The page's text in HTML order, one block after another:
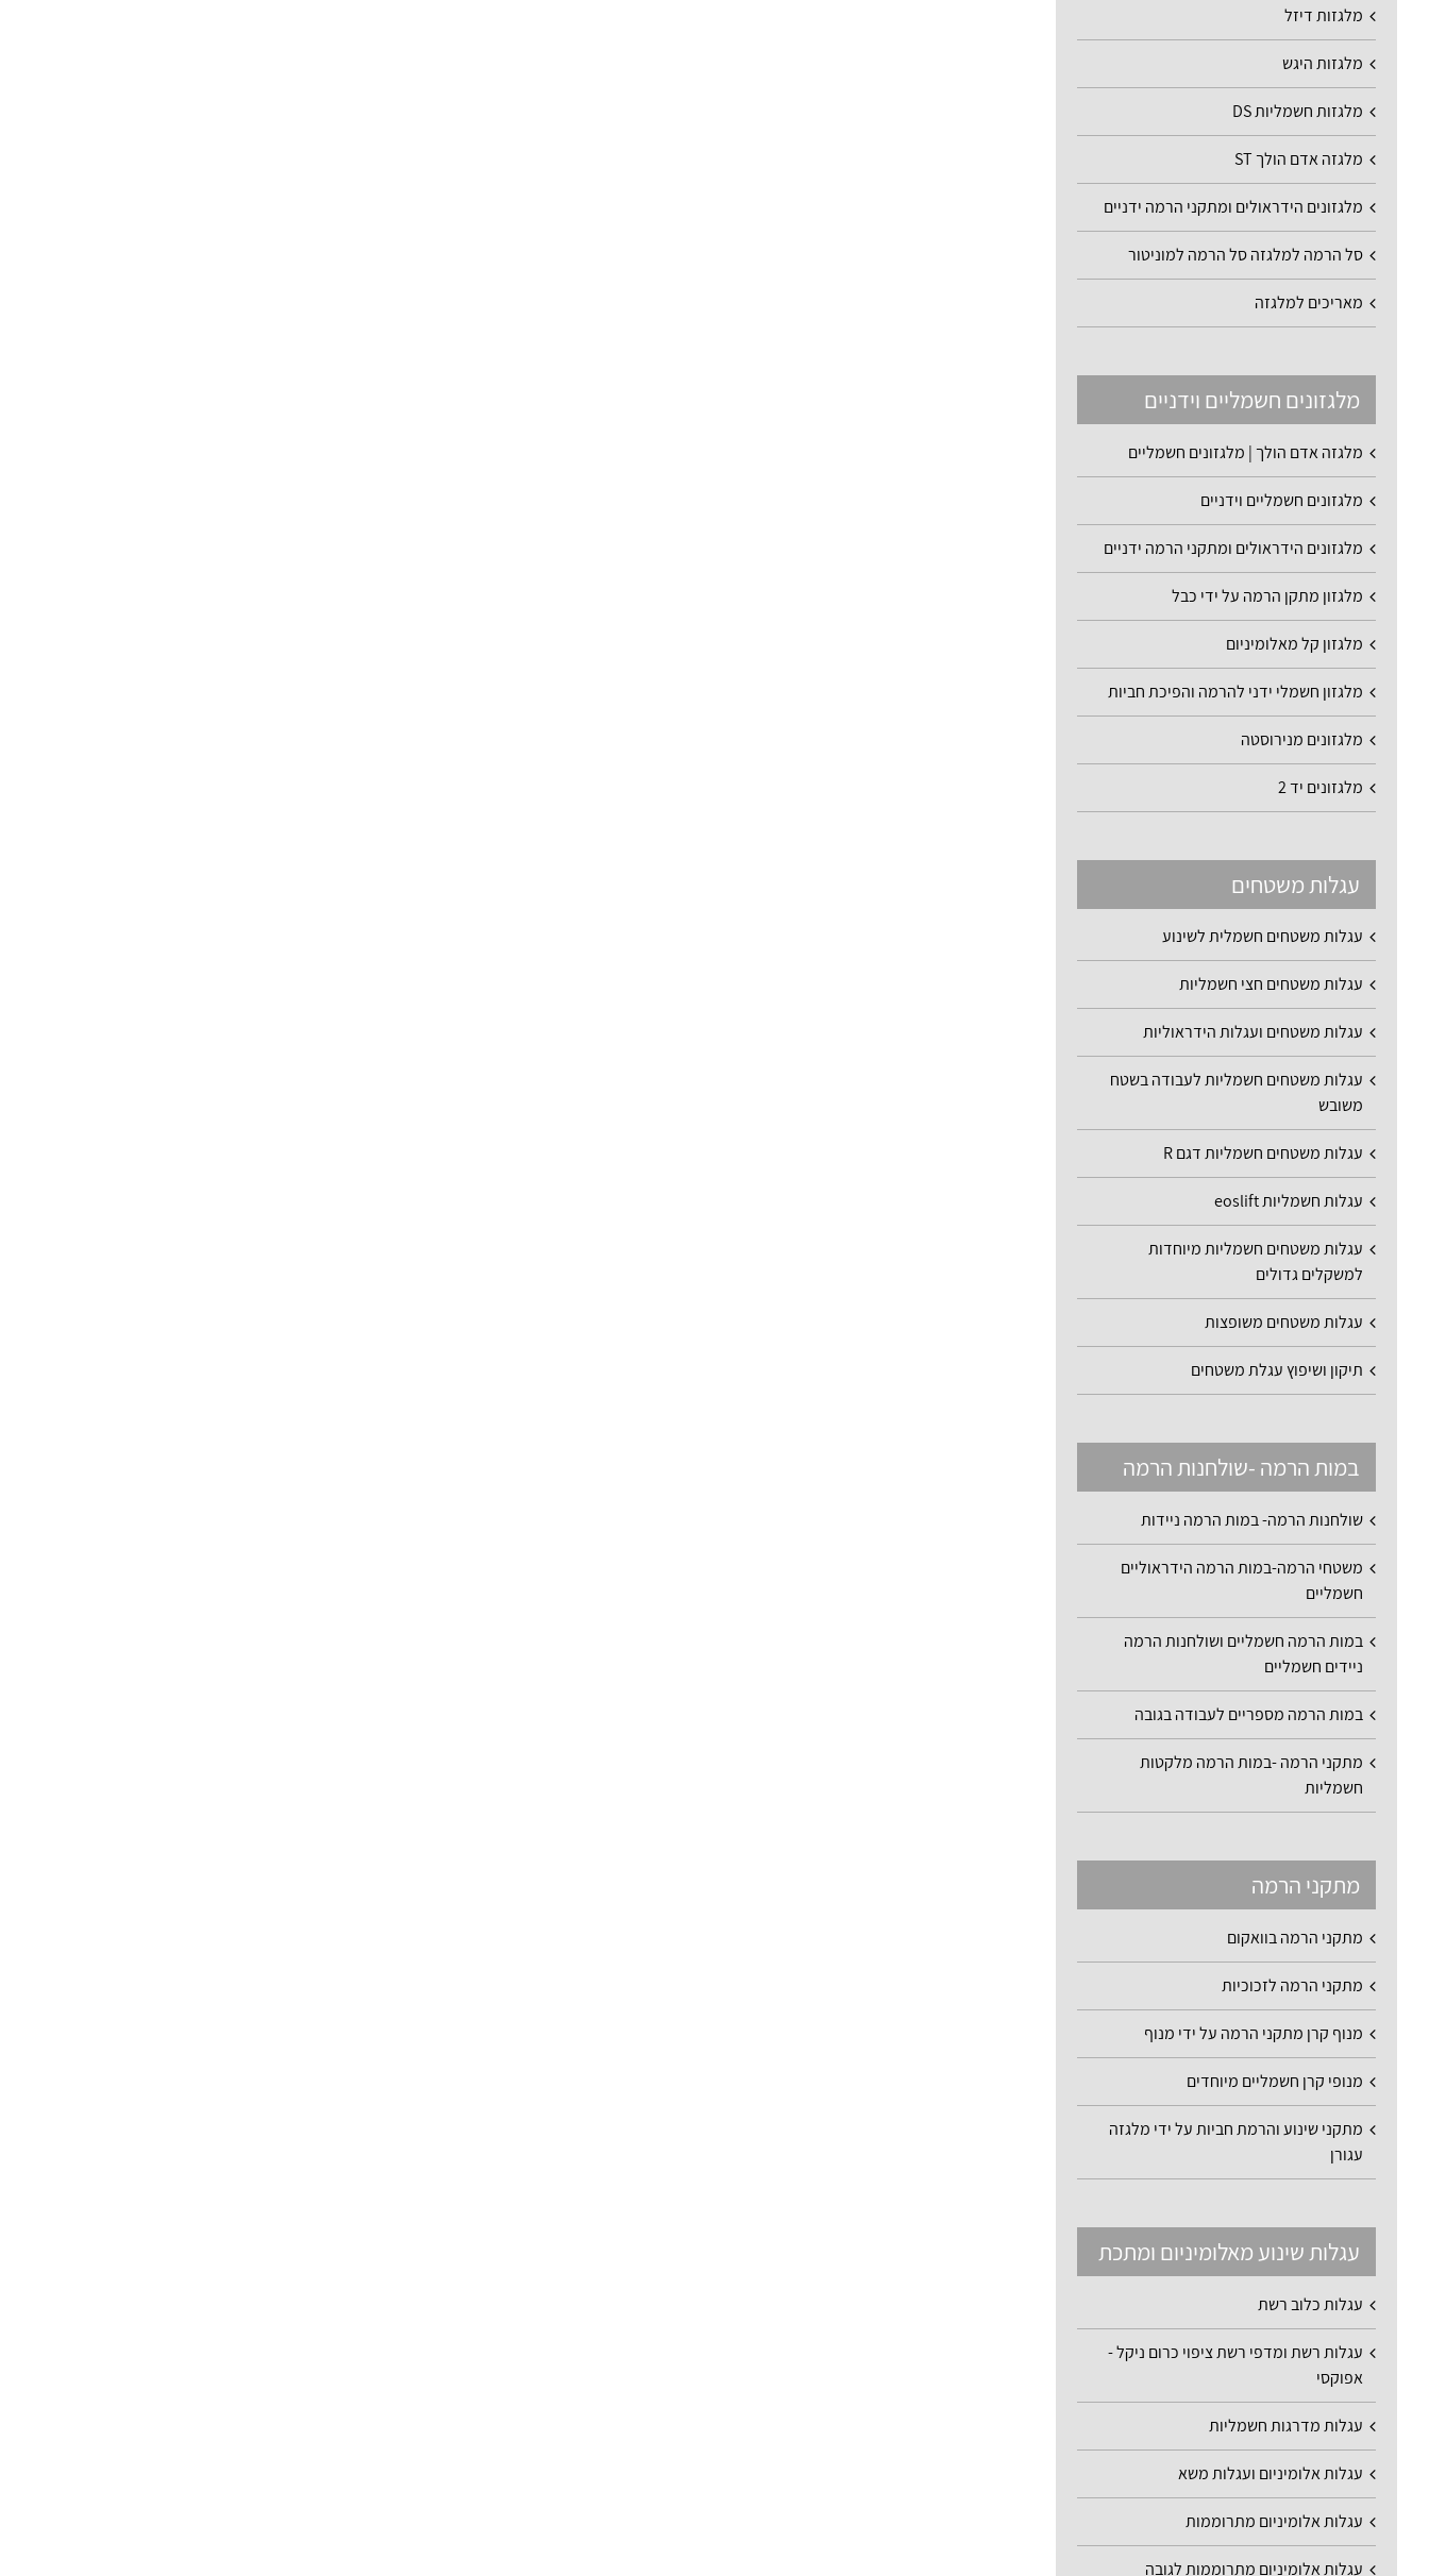
מלגזות דיזל
מלגזות היגש
מלגזות חשמליות DS
מלגזה אדם הולך ST
מלגזונים הידראולים ומתקני הרמה ידניים
סל הרמה למלגזה סל הרמה למוניטור
מאריכים למלגזה
מלגזונים חשמליים וידניים
מלגזה אדם הולך | מלגזונים חשמליים
מלגזונים חשמליים וידניים
מלגזונים הידראולים ומתקני הרמה ידניים
מלגזון מתקן הרמה על ידי כבל
מלגזון קל מאלומיניום
מלגזון חשמלי ידני להרמה והפיכת חביות
מלגזונים מנירוסטה
מלגזונים יד 2
עגלות משטחים
עגלות משטחים חשמלית לשינוע
עגלות משטחים חצי חשמליות
עגלות משטחים ועגלות הידראוליות
עגלות משטחים חשמליות לעבודה בשטח
משובש
עגלות משטחים חשמליות דגם R
עגלות חשמליות eoslift
עגלות משטחים חשמליות מיוחדות
למשקלים גדולים
עגלות משטחים משופצות
תיקון ושיפוץ עגלת משטחים
במות הרמה -שולחנות הרמה
שולחנות הרמה- במות הרמה ניידות
משטחי הרמה-במות הרמה הידראוליים
חשמליים
במות הרמה חשמליים ושולחנות הרמה
ניידים חשמליים
במות הרמה מספריים לעבודה בגובה
מתקני הרמה -במות הרמה מלקטות
חשמליות
מתקני הרמה
מתקני הרמה בוואקום
מתקני הרמה לזכוכיות
מנוף קרן מתקני הרמה על ידי מנוף
מנופי קרן חשמליים מיוחדים
מתקני שינוע והרמת חביות על ידי מלגזה
עגורן
עגלות שינוע מאלומיניום ומתכת
עגלות כלוב רשת
עגלות רשת ומדפי רשת ציפוי כרום ניקל -
אפוקסי
עגלות מדרגות חשמליות
עגלות אלומיניום ועגלות משא
עגלות אלומיניום מתרוממות
עגלות אלומיניום מתרוממות לגובה